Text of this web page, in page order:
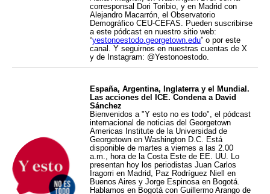
corresponsal Dori Toribio, y en Madrid con
Alejandro Macarrón, el Observatorio
Demográfico CEU-CEFAS. Pueden suscribirse
a este pódcast en nuestro sitio web:
“yestonoestodo.georgetown.edu” o por este
canal. Y seguirnos en nuestras cuentas de X
y de Instagram: @Yestonoestodo.
España, Argentina, Inglaterra y el Mundial.
Las acciones del ICE. Condena a David
Sánchez
Bienvenidos a "Y esto no es todo", el pódcast
internacional de noticias del Georgetown
Americas Institute de la Universidad de
Georgetown en Washington D.C. Está
disponible de martes a viernes a las 2.00
a.m., hora de la Costa Este de EE. UU. Lo
presentan hoy los periodistas Juan Carlos
Iragorri en Madrid, Paz Rodríguez Niell en
Buenos Aires y Jorge Espinosa en Bogotá.
Hablamos en Bogotá con Guillermo Arango de